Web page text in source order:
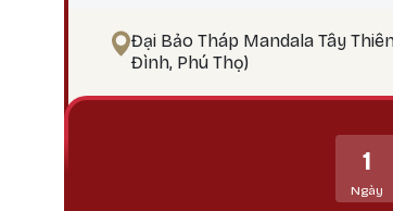
điểm công đức tu tập tăng trưởng
pháp tu Phật Bản Tôn Mẫu Tính.
Đại Bảo Tháp Mandala Tây
Đình, Phú Thọ)
1
Ngày